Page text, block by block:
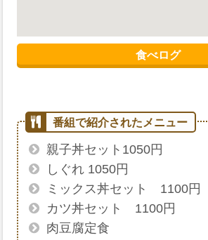
食べログ
親子丼セット1050円
しぐれ 1050円
ミックス丼セット 1100円
カツ丼セット 1100円
肉豆腐定食